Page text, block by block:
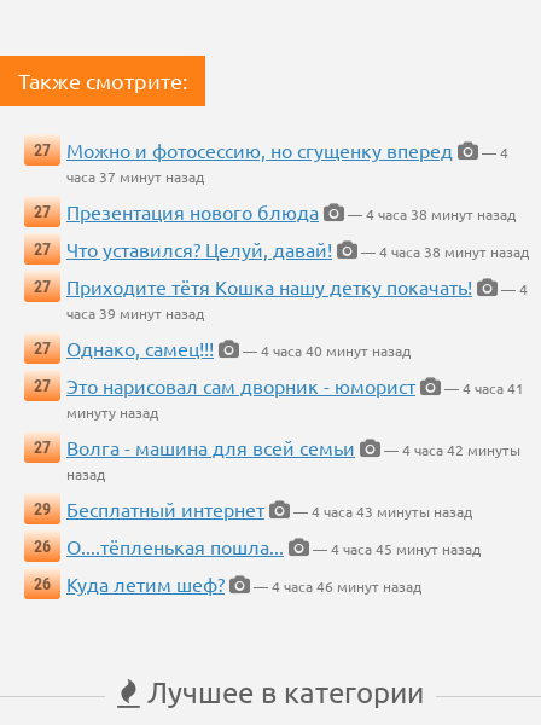
Также смотрите:
27 Можно и фотосессию, но сгущенку вперед
— 4
часа 37 минут назад
27
Презентация нового блюда
— 4 часа 38 минут назад
27
Что уставился? Целуй, давай!
— 4 часа 38 минут назад
27
Приходите тётя Кошка нашу детку покачать!
— 4
часа 39 минут назад
27
Однако, самец!!!
— 4 часа 40 минут назад
27
Это нарисовал сам дворник - юморист
— 4 часа 41
минуту назад
27
Волга - машина для всей семьи
— 4 часа 42 минуты
назад
29
Бесплатный интернет
— 4 часа 43 минуты назад
26
О....тёпленькая пошла...
— 4 часа 45 минут назад
26
Куда летим шеф? — 4 часа 46 минут назад
Лучшее в категории